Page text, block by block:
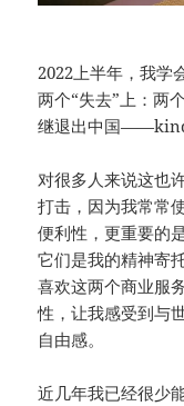
2022上半年，我学
两个“失去”上：两
继退出中国
对很多人来说这也
打击，因为我常常
便利性，更重要的
它们是我的精神寄
喜欢这两个商业服
性，让我感受到与
自由感。
近几年我已经很少